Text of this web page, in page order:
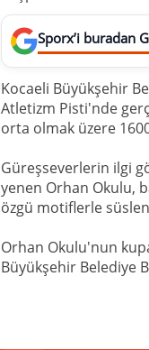
Sporx’i buradan
Kocaeli Büyükşehir
Atletizm Pisti'nde
orta olmak üzere
Güreşseverlerin ilgi
yenen Orhan Okulu,
özgü motiflerle
Orhan Okulu'nun
Büyükşehir Belediye